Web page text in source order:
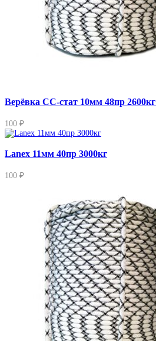
Верёвка СС-стат 10мм 48пр
100 ₽
Lanex 11мм 40пр 3000кг
100 ₽